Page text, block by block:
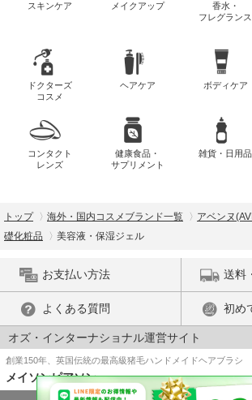
スキンケア メイクアップ
香水・
フレグランス
ドクターズ
コスメ
ヘアケア ボディケア
コンタクト
レンズ
健康食品・
サプリメント
雑貨・日用品
トップ 海外・国内コスメブランド一覧 アベンヌ
礎化粧品
美容液・保湿ジェル
お支払い方法 送料
よくある質問 初め
オズ・インターナショナル運営サイト
創業150年、英国伝統の最高級猪毛ハンドメイドヘアブラシ
メイソンピアソン